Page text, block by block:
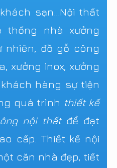
sạn...Nội thất
thống nhà xưởng
nhiên, đồ gỗ công
xưởng inox, xưởng
hàng sự tiện
quá trình thiết kế
nội thấtđể đạt
cấp. Thiết kế nội
căn nhà đẹp, tiết